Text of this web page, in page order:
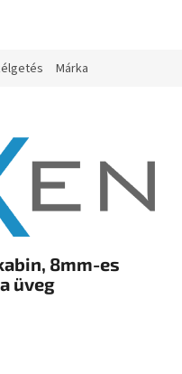
Márka
8mm-es
üveg